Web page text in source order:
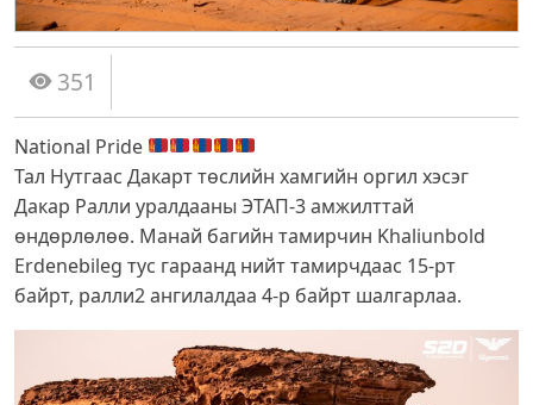
351
National Pride
Тал Нутгаас Дакарт төслийн хамгийн оргил хэсэг
Дакар Ралли уралдааны ЭТАП-3 амжилттай
өндөрлөлөө. Манай багийн тамирчин Khaliunbold
Erdenebileg тус гараанд нийт тамирчдаас 15-рт
байрт, ралли2 ангилалдаа 4-р байрт шалгарлаа.